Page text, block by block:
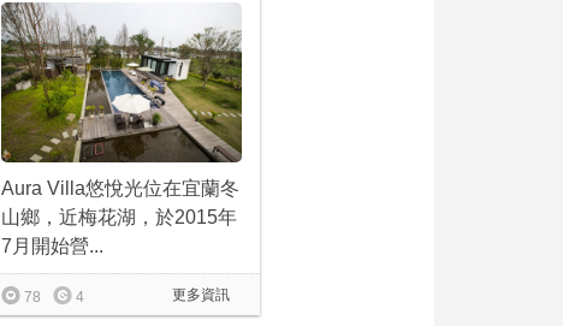
Aura Villa悠悅光位在宜蘭冬
山鄉，近梅花湖，於2015年
7月開始營...
更多資訊
78 4